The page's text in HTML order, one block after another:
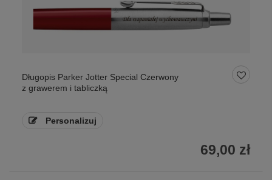
Długopis Parker Jotter Special Czerwony
z grawerem i tabliczką
Personalizuj
69,00 zł